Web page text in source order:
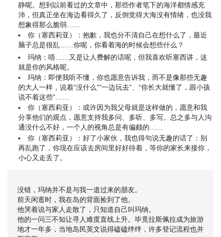
静呢。想到以前看过的文章中，那些作者笔下的海洋都情感充
沛，但真正坐在海边看得久了，反倒觉得大海没有情绪，也没我
想象得那么脆弱……
你（塞西莉亚）：抱歉，我也分不清自己在想什么了，最近
脑子总是很乱……你呢，你看着海的时候会想些什么？
玛纳：唔……又是让人费解的话呢，但我喜欢听塞西讲，这
就是你的风格呢。
玛纳：即便我听不懂，你也愿意告诉我，而不是像那些无趣
的大人一样，说着“没什么”“一边玩去”、“你长大就懂了，跟小孩
说不着这些”……
你（塞西莉亚）：或许因为我父母就是这样做的，愿意和我
分享他们的观点，愿意支持我多问、多听、多写。总之多与人沟
通没什么不好，一个人的视角总是有偏颇的……
你（塞西莉亚）：好了小家伙，我也得句说无趣的话了：别
再乱跑了，你现在应该去房间里好好待着，等你的家长来接你，
小心又走丢了。
没错，玛纳并不是与我一道过来的朋友。
前天闲逛时，我在岛的背面捡到了他。
他哭着说与家人走散了，只知道自己叫玛纳。
他的一问三不知让寻人难度直线上升。毕竟拉斯佩拉成为旅游
地才一年多，当地岛民英文说得磕磕绊绊，许多登记流程也并